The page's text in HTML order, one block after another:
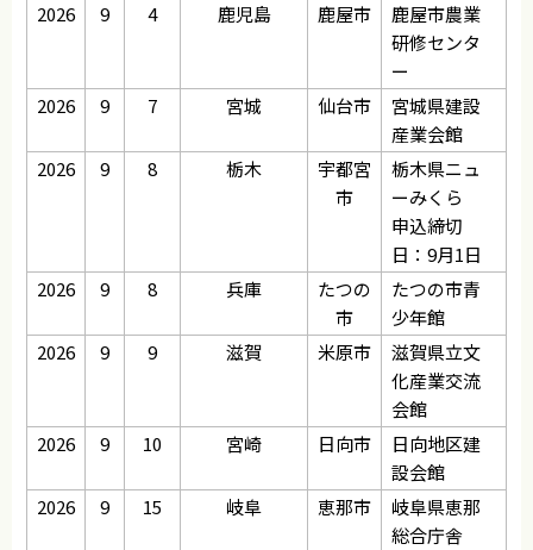
2026
9 4 鹿児島 鹿屋市
鹿屋市農業
研修センタ
ー
2026
9 7 宮城 仙台市
宮城県建設
産業会館
2026
9 8 栃木
宇都宮
市
栃木県ニュ
ーみくら
申込締切
日：9月1日
2026
9 8 兵庫
たつの
市
たつの市青
少年館
2026
9 9 滋賀 米原市
滋賀県立文
化産業交流
会館
2026
9 10 宮崎 日向市
日向地区建
設会館
2026
9 15 岐阜 恵那市
岐阜県恵那
総合庁舎